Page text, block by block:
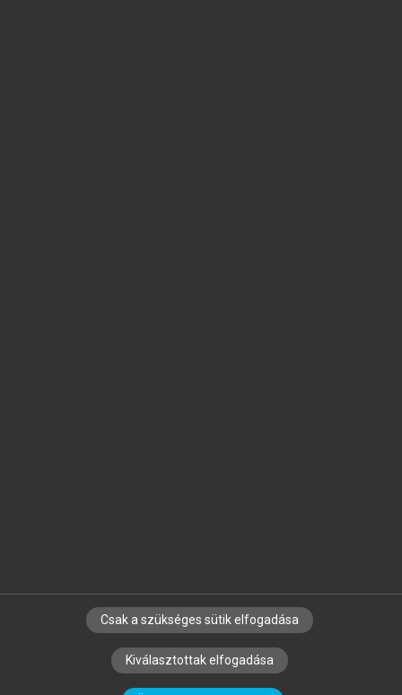
SZERZŐKNEK CÉGEKNEK KÖNYVTÁROSOKNAK
SZERKESZTÉSI ÉS LEKTORÁLÁSI ALAPELVEK
Csak a szükséges sütik elfogadása
Kiválasztottak elfogadása